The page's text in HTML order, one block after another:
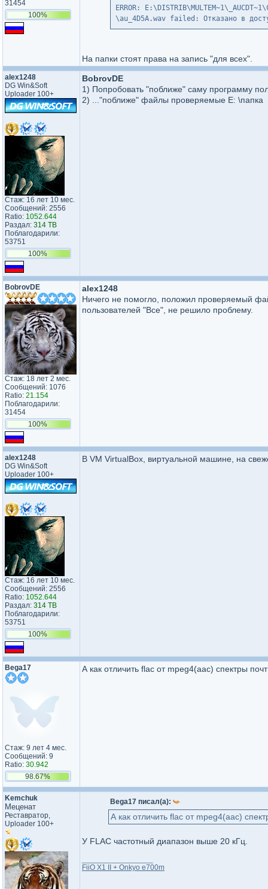
31454
100%
ERROR:
\au_4D5A.wav failed: Отказано в
На папки стоят права на запись "для всех".
alex1248
DG Win&Soft
Uploader 100+
Стаж: 16 лет 10 мес.
Сообщений: 2556
Ratio: 1052.644
Раздал: 314 TB
Поблагодарили:
53751
100%
BobrovDE
1) Попробовать "поближе" саму программу
2) ..."поближе" файлы проверяемые E: \папка
BobrovDE
Стаж: 18 лет 2 мес.
Сообщений: 1076
Ratio: 21.154
Поблагодарили:
31454
100%
alex1248
Ничего не помогло, положил проверяемый
пользователей "Все", не решило проблему.
alex1248
DG Win&Soft
Uploader 100+
Стаж: 16 лет 10 мес.
Сообщений: 2556
Ratio: 1052.644
Раздал: 314 TB
Поблагодарили:
53751
100%
В VM VirtualBox, виртуальной машине, на
Bega17
Стаж: 9 лет 4 мес.
Сообщений: 9
Ratio: 30.942
98.67%
А как отличить flac от mpeg4(aac) спектры
Kemchuk
Меценат
Реставратор,
Uploader 100+
Bega17 писал(а):
А как отличить flac от mpeg4(aac)
У FLAC частотный диапазон выше 20 кГц.
FiiO X1 II + Onkyo e700m